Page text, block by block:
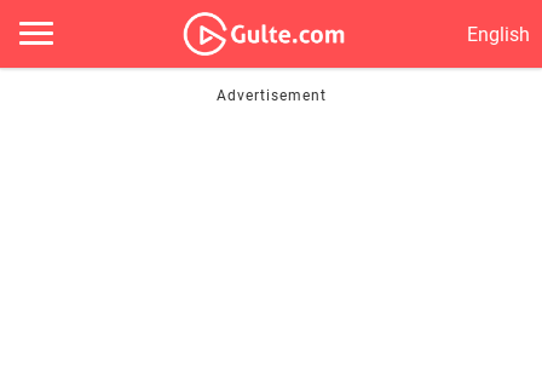
English